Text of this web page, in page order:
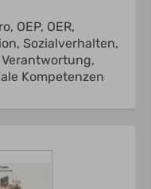
OEP, OER,
Sozialverhalten,
Verantwortung,
Kompetenzen